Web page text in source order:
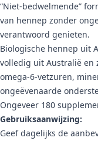
“Niet-bedwelmende”
van hennep zonder
verantwoord genieten.
Biologische hennep uit
volledig uit Australië en
omega-6-vetzuren,
ongeëvenaarde
Ongeveer 180
Gebruiksaanwijzing:
Geef dagelijks de